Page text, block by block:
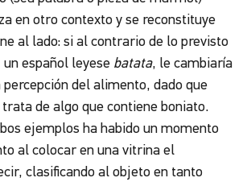
en otro contexto y se reconstituye
al lado: si al contrario de lo previsto
español leyese batata, le cambiaría
del alimento, dado que
de algo que contiene boniato.
ejemplos ha habido un momento
al colocar en una vitrina el
clasificando al objeto en tanto